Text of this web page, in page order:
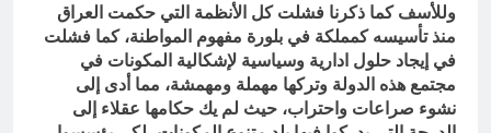
وللأسف كما ذكرنا فشلت كل الأنظمة التي حكمت العراق
منذ تأسيسه كمملكة في بلورة مفهوم المواطنة، كما فشلت
في إيجاد حلول ادارية وسياسية لإشكالية المكونات في
مجتمع هذه الدولة وتركها مهملة ومهمشة، مما أدى إلى
نشوء صراعات واحتراب، حيث لم يك حكامها عقلاء إلى